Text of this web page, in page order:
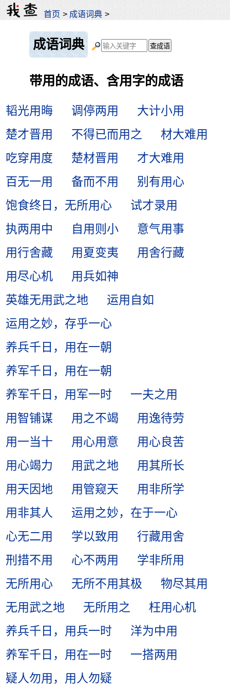
首页 > 成语词典 >
成语词典
带用的成语、含用字的成语
韬光用晦 调停两用
大计小用
楚才晋用
不得已而用之
材大难用
吃穿用度
楚材晋用
才大难用
百无一用
备而不用
别有用心
饱食终日，无所用心
试才录用
执两用中
自用则小
意气用事
用行舍藏
用夏变夷
用舍行藏
用尽心机
用兵如神
英雄无用武之地
运用自如
运用之妙，存乎一心
养兵千日，用在一朝
养军千日，用在一朝
养军千日，用军一时
一夫之用
用智铺谋
用之不竭
用逸待劳
用一当十
用心用意
用心良苦
用心竭力
用武之地
用其所长
用天因地
用管窥天
用非所学
用非其人
运用之妙，在于一心
心无二用
学以致用
行藏用舍
刑措不用
心不两用
学非所用
无所用心
无所不用其极
物尽其用
无用武之地
无所用之
枉用心机
养兵千日，用兵一时
洋为中用
养军千日，用在一时
一搭两用
疑人勿用，用人勿疑